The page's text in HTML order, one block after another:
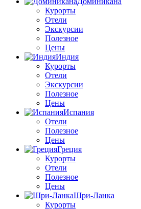
Курорты
Отели
Экскурсии
Полезное
Цены
Индия
Курорты
Отели
Экскурсии
Полезное
Цены
Испания
Отели
Полезное
Цены
Греция
Курорты
Отели
Полезное
Цены
Шри-Ланка
Курорты